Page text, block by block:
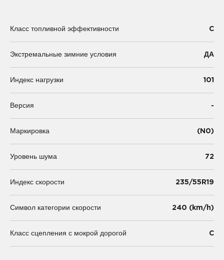
Класс топливной эффективности C
Экстремальные зимние условия ДА
Индекс нагрузки 101
Версия -
Маркировка (N0)
Уровень шума 72
Индекс скорости 235/55R19
Символ категории скорости 240 (km/h)
Класс сцепления с мокрой дорогой C